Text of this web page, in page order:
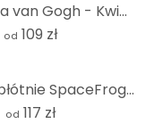
Fototapeta van Gogh - Kwiat migdałowca róża - Okrągła - tapeta flizelinowa/tapeta flizelinowa samopr
od 109 zł
Obraz na płótnie SpaceFrog Designs - Złote żurawie
od 117 zł